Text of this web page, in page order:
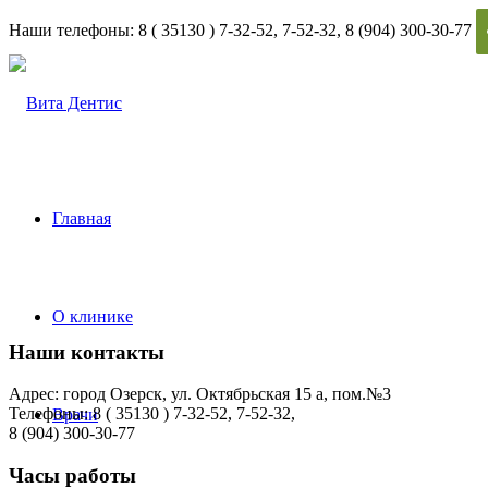
Наши телефоны: 8 ( 35130 ) 7-32-52, 7-52-32, 8 (904) 300-30-77
Главная
О клинике
Врачи
Наши контакты
Адрес: город Озерск, ул. Октябрьская 15 а, пом.№3
Телефоны: 8 ( 35130 ) 7-32-52, 7-52-32,
8 (904) 300-30-77
Часы работы